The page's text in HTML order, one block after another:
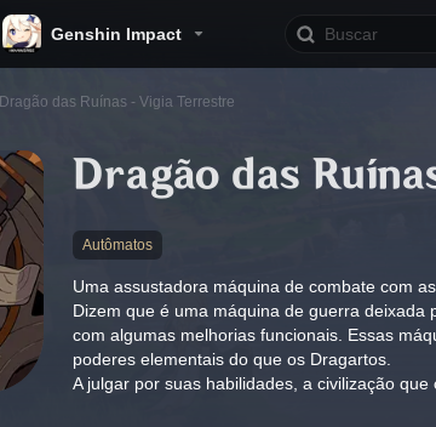
Genshin Impact
Dragão das Ruínas - Vigia Terrestre
Dragão das
Autômatos
Uma assustadora máquina de combate com
Dizem que é uma máquina de guerra
com algumas melhorias funcionais. Essas
poderes elementais do que os Dragartos.
A julgar por suas habilidades, a civilização